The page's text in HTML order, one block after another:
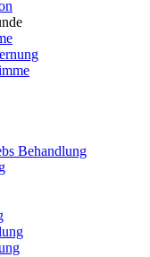
Behandlung